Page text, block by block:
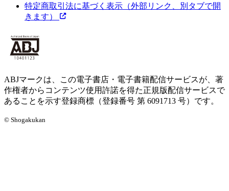
特定商取引法に基づく表示 （外部リンク、別タブで開
きます）
ABJマークは、この電子書店・電子書籍配信サービスが、著
作権者からコンテンツ使用許諾を得た正規版配信サービスで
あることを示す登録商標（登録番号 第 6091713 号）です。
© Shogakukan